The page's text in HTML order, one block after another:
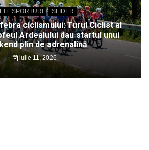
SPORTURI SLIDER
ciclismului: Turul Ciclist al
Ardealului dau startul unui
plin de adrenalină
iulie 11, 2026